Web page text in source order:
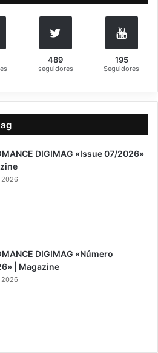
489
seguidores
195
Seguidores
DIGIMAG «Issue 07/2026»
2026
DIGIMAG «Número
| Magazine
2026